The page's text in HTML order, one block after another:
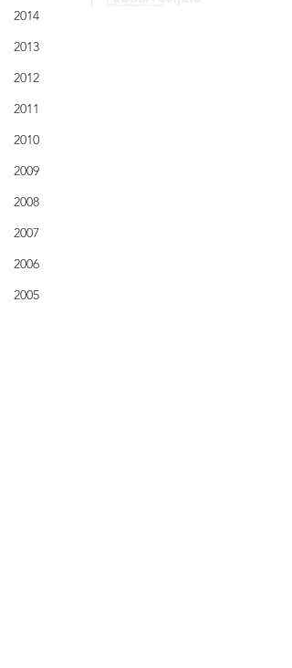
2014
2013
2012
2011
2010
2009
2008
2007
2006
2005
@2001 Flossa inc.
〒351-0006
埼玉県朝霞市仲町2-2-44
＞ Google map
​​会社概要
​- 代表挨拶
​- アクセス